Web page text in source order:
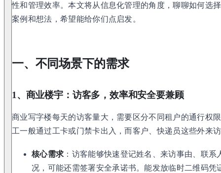
性和管理效率。本文将从信息化管理的角度，聊聊如何选
案例和想法，希望能给你们点启发。
一、不同场景下的需求
1、商业楼宇：访客多，效率和安全要兼顾
商业写字楼每天的访客量大，需要区分不同租户的通行权
工一般通过工卡或门禁卡出入，而客户、快递员这些外来
核心需求 ：访客能够快速登记姓名、来访事由、联
况，可能还需签署安全承诺书。能发放临时二维码